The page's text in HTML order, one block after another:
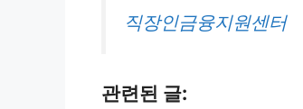
직장인금융지원센터
관련된 글: